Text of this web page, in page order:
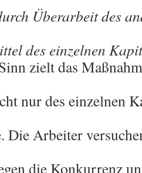
Überarbeit des
des einzelnen
zielt das
nur des einzelnen
Die Arbeiter
die Konkurrenz